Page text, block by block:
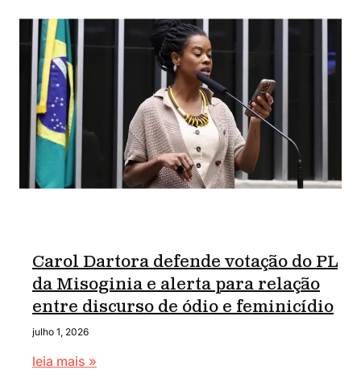
Carol Dartora defende votação do PL
da Misoginia e alerta para relação
entre discurso de ódio e feminicídio
julho 1, 2026
leia mais »